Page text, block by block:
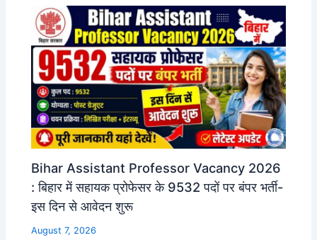
Bihar Assistant Professor Vacancy 2026
: बिहार में सहायक प्रोफेसर के 9532 पदों पर बंपर भर्ती-
इस दिन से आवेदन शुरू
August 7, 2026